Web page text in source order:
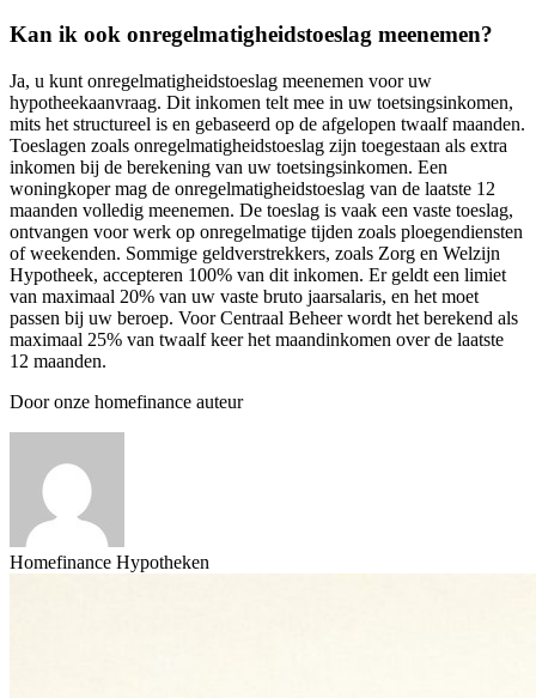
Kan ik ook onregelmatigheidstoeslag meenemen?
Ja, u kunt onregelmatigheidstoeslag meenemen voor uw
hypotheekaanvraag. Dit inkomen telt mee in uw toetsingsinkomen,
mits het structureel is en gebaseerd op de afgelopen twaalf maanden.
Toeslagen zoals onregelmatigheidstoeslag zijn toegestaan als extra
inkomen bij de berekening van uw toetsingsinkomen. Een
woningkoper mag de onregelmatigheidstoeslag van de laatste 12
maanden volledig meenemen. De toeslag is vaak een vaste toeslag,
ontvangen voor werk op onregelmatige tijden zoals ploegendiensten
of weekenden. Sommige geldverstrekkers, zoals Zorg en Welzijn
Hypotheek, accepteren 100% van dit inkomen. Er geldt een limiet
van maximaal 20% van uw vaste bruto jaarsalaris, en het moet
passen bij uw beroep. Voor Centraal Beheer wordt het berekend als
maximaal 25% van twaalf keer het maandinkomen over de laatste
12 maanden.
Door onze homefinance auteur
Homefinance Hypotheken